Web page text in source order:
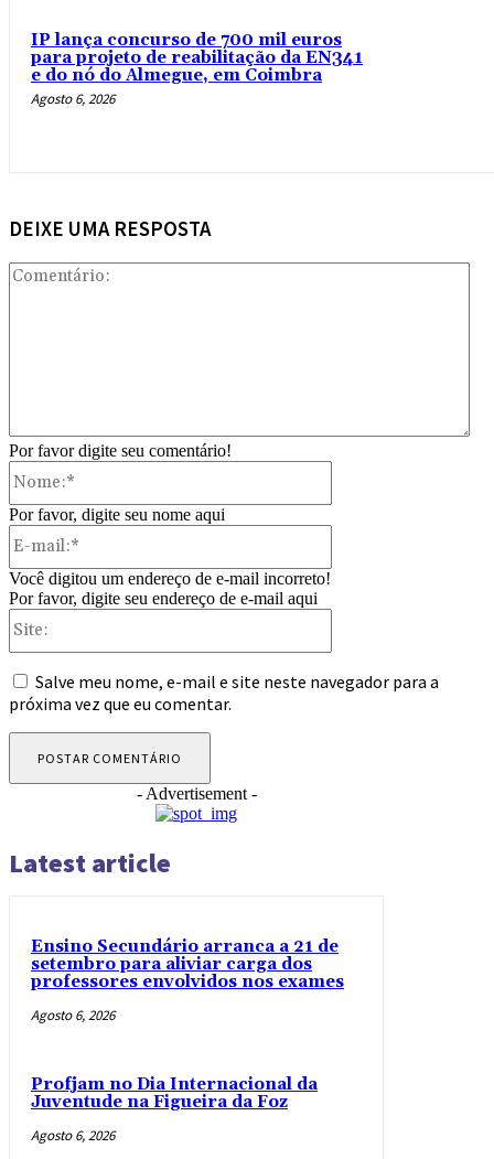
IP lança concurso de 700 mil euros
para projeto de reabilitação da EN341
e do nó do Almegue, em Coimbra
Agosto 6, 2026
DEIXE UMA RESPOSTA
Por favor digite seu comentário!
Por favor, digite seu nome aqui
Você digitou um endereço de e-mail incorreto!
Por favor, digite seu endereço de e-mail aqui
Salve meu nome, e-mail e site neste navegador para a
próxima vez que eu comentar.
- Advertisement -
Latest article
Ensino Secundário arranca a 21 de
setembro para aliviar carga dos
professores envolvidos nos exames
Agosto 6, 2026
Profjam no Dia Internacional da
Juventude na Figueira da Foz
Agosto 6, 2026